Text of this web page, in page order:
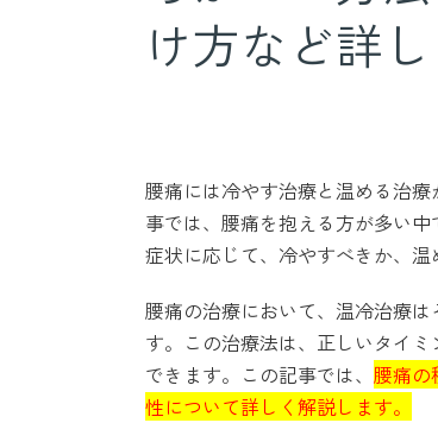
け方など詳
腰痛には冷やす治療と温める治
事では、腰痛を抱える方が多い
症状に応じて、冷やすべきか、温
腰痛の治療において、温冷治療
す。この治療法は、正しいタイ
できます。この記事では、 腰痛の
性について詳しく解説します。